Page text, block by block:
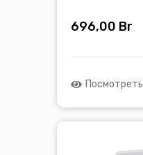
696,00 Br
Посмотреть